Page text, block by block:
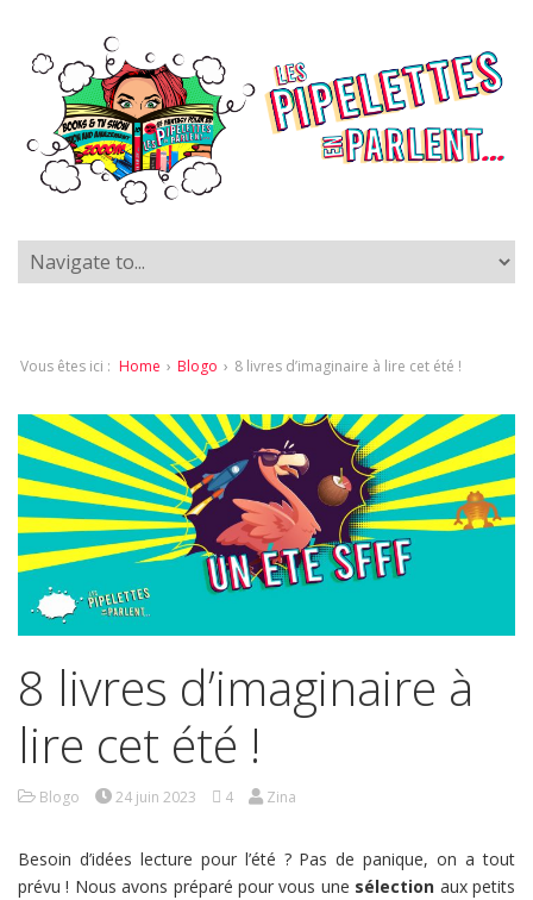
Vous êtes ici : Home › Blogo › 8 livres d’imaginaire à lire cet été !
8 livres d’imaginaire à
lire cet été !
Blogo 24 juin 2023 4 Zina
Besoin d’idées lecture pour l’été ? Pas de panique, on a tout
prévu ! Nous avons préparé pour vous une sélection aux petits